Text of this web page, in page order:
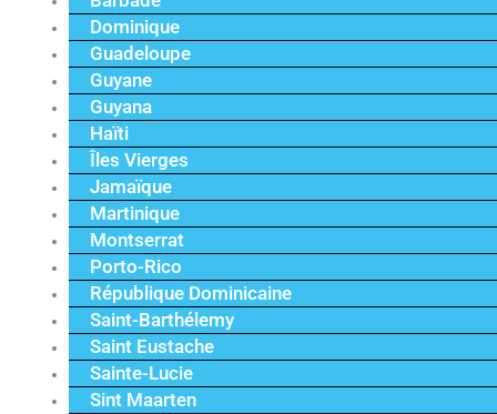
Dominique
Guadeloupe
Guyane
Guyana
Haïti
Îles Vierges
Jamaïque
Martinique
Montserrat
Porto-Rico
République Dominicaine
Saint-Barthélemy
Saint Eustache
Sainte-Lucie
Sint Maarten